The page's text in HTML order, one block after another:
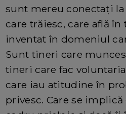
sunt mereu conectați
care trăiesc, care află în
inventat în domeniul
Sunt tineri care
tineri care fac
care iau atitudine în
privesc. Care se